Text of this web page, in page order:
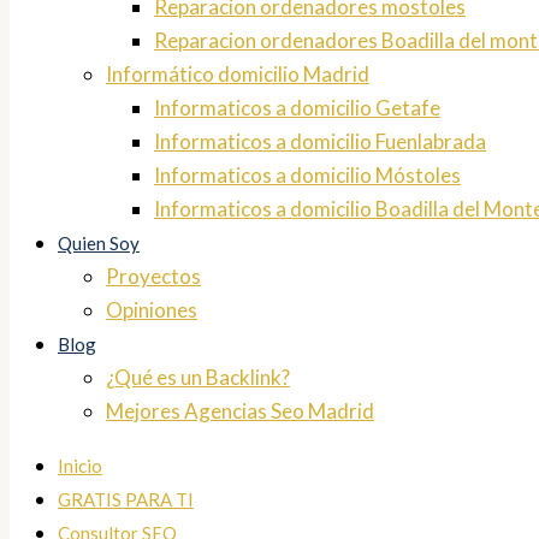
Reparacion ordenadores mostoles
Reparacion ordenadores Boadilla del
Informático domicilio Madrid
Informaticos a domicilio Getafe
Informaticos a domicilio Fuenlabrada
Informaticos a domicilio Móstoles
Informaticos a domicilio Boadilla del
Quien Soy
Proyectos
Opiniones
Blog
¿Qué es un Backlink?
Mejores Agencias Seo Madrid
Inicio
GRATIS PARA TI
Consultor SEO